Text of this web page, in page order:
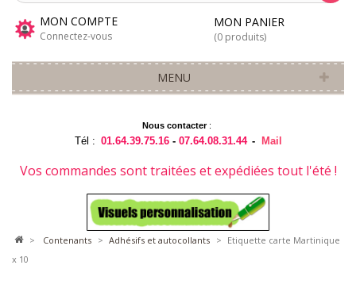
MON COMPTE
Connectez-vous
MON PANIER
(0 produits)
MENU
Nous contacter:
Tél : 01.64.39.75.16 -07.64.08.31.44 - Mail
Vos commandes sont traitées et expédiées tout l'été !
> contenants > adhésifs et autocollants > Etiquette carte Martinique
x 10